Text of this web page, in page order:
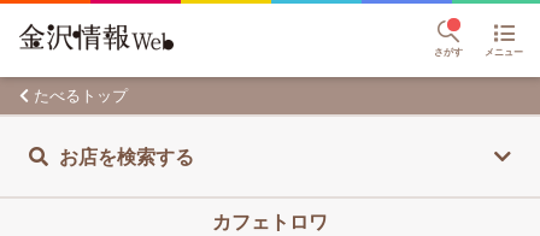
さがす メニュー
たべるトップ
お店を検索する
カフェトロワ